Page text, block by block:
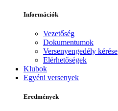
Információk
Vezetőség
Dokumentumok
Versenyengedély kérése
Elérhetőségek
Klubok
Egyéni versenyek
Eredmények